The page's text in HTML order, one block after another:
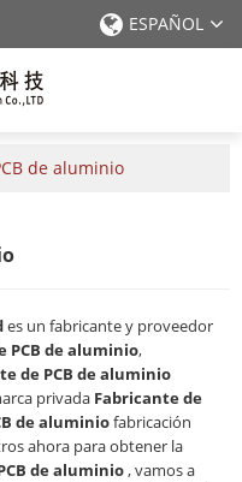
ESPAÑOL
de aluminio
es un fabricante y proveedor
PCB de aluminio,
de PCB de aluminio
privada Fabricante de
de aluminiofabricación
ahora para obtener la
de aluminio, vamos a